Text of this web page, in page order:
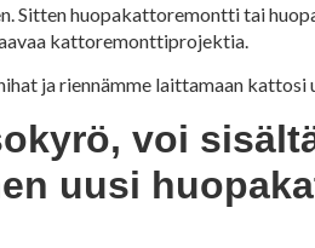
huopakattoremontti tai
kattoremonttiprojektia.
ja riennämme laittamaan kattosi
voi
uusi